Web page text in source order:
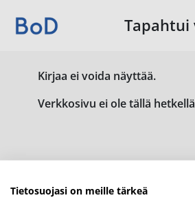
Tapahtui
Kirjaa ei voida näyttää.
Verkkosivu ei ole tällä
Tietosuojasi on meille tärkeä